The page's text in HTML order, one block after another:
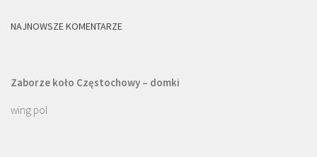
NAJNOWSZE KOMENTARZE
Zaborze koło Częstochowy – domki
wing pol